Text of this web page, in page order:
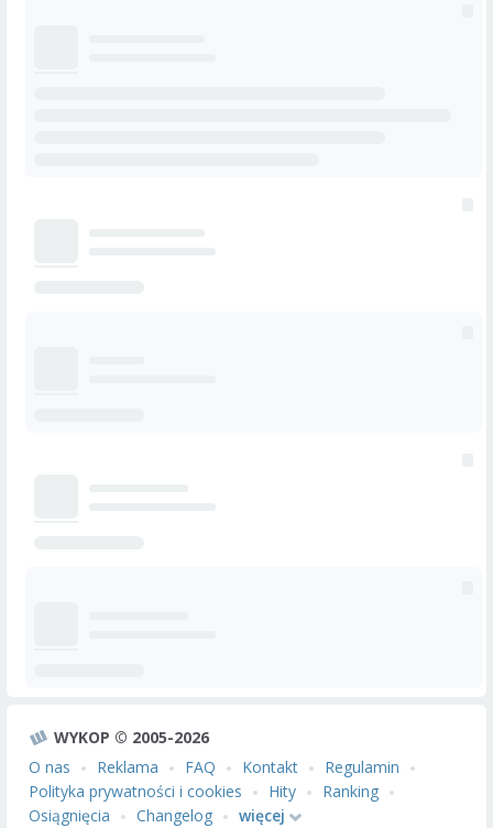
WYKOP © 2005-2026
O nas
Reklama FAQ Kontakt
Regulamin
Polityka prywatności i cookies
Hity
Ranking
Osiągnięcia
Changelog więcej